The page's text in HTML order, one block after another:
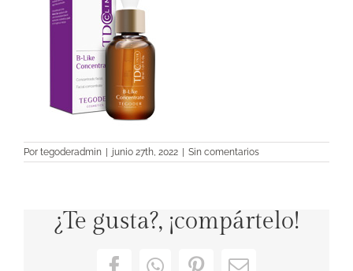
Por tegoderadmin junio 27th, 2022 Sin comentarios
¿Te gusta?, ¡compártelo!